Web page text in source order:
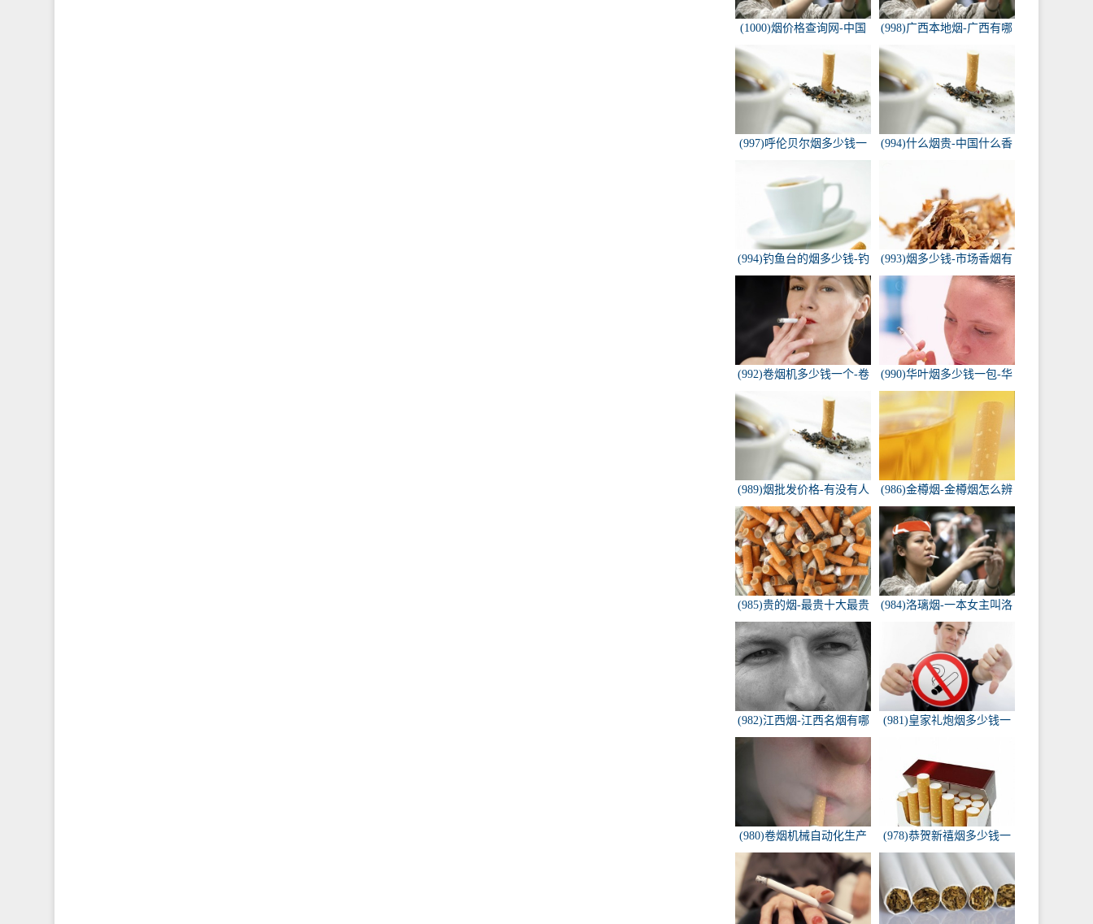
(1000)烟价格查询网-中国
(998)广西本地烟-广西有哪
(997)呼伦贝尔烟多少钱一
包-白色的呼伦贝尔香烟多
少钱一包
(994)什么烟贵-中国什么香
(994)钓鱼台的烟多少钱-钓
鱼台香烟价格有哪几种规
格？
(993)烟多少钱-市场香烟有
几种 各多少钱一包
(992)卷烟机多少钱一个-卷
(990)华叶烟多少钱一包-华
叶烟价格多少钱一包
(989)烟批发价格-有没有人
知道，各种香烟批发价？
(986)金樽烟-金樽烟怎么辨
别真假
(985)贵的烟-最贵十大最贵
的香烟是什么
(984)洛璃烟-一本女主叫洛
璃烟的快穿小说，叫什么
名字来着？？？
(982)江西烟-江西名烟有哪
些
(981)皇家礼炮烟多少钱一
(980)卷烟机械自动化生产
线-中国烟草机械集团
(978)恭贺新禧烟多少钱一
包-恭贺新禧香烟有细支的
多少钱一盒？